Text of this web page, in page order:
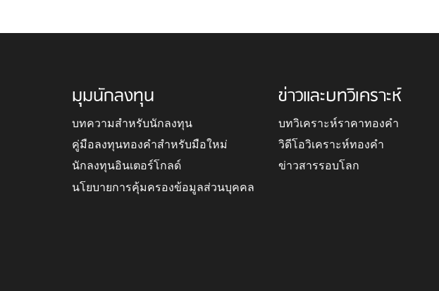
มุมนักลงทุน
บทความสำหรับนักลงทุน
คู่มือลงทุนทองคำสำหรับมือใหม่
นักลงทุนอินเตอร์โกลด์
นโยบายการคุ้มครองข้อมูลส่วนบุคคล
ข่าวและบทวิเคราะห์
บทวิเคราะห์ราคาทองคำ
วิดีโอวิเคราะห์ทองคำ
ข่าวสารรอบโลก